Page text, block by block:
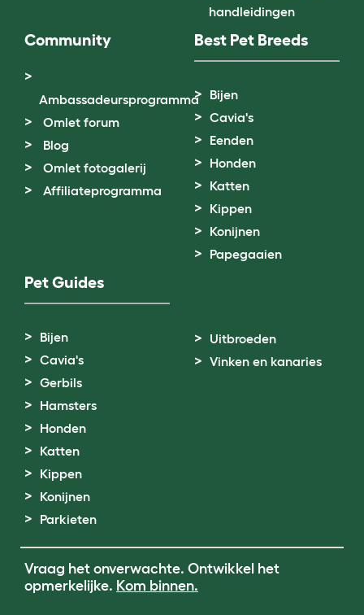
handleidingen
Community
Ambassadeursprogramma
Omlet forum
Blog
Omlet fotogalerij
Affiliateprogramma
Best Pet Breeds
Bijen
Cavia's
Eenden
Honden
Katten
Kippen
Konijnen
Papegaaien
Pet Guides
Bijen
Cavia's
Gerbils
Hamsters
Honden
Katten
Kippen
Konijnen
Parkieten
Uitbroeden
Vinken en kanaries
Vraag het onverwachte. Ontwikkel het
opmerkelijke. Kom binnen.